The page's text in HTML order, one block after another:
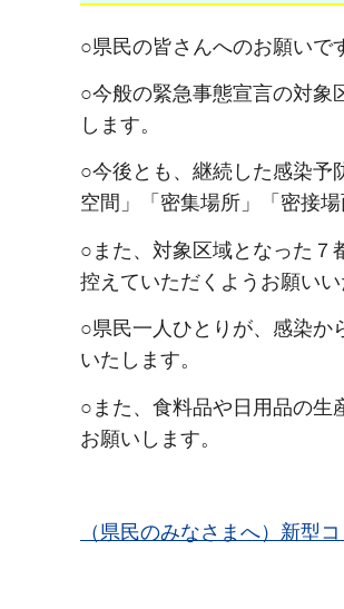
○県民の皆さんへのお願いで
○今般の緊急事態宣言の対象
します。
○今後とも、継続した感染予
空間」「密集場所」「密接
○また、対象区域となった７
控えていただくようお願いい
○県民一人ひとりが、感染か
いたします。
○また、食料品や日用品の生
お願いします。
（県民のみなさまへ）新型